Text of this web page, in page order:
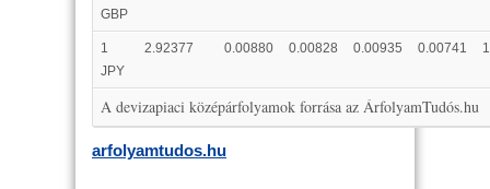
GBP
1
JPY
2.92377 0.00880 0.00828 0.00935 0.00741
A devizapiaci középárfolyamok forrása az ÁrfolyamTudós.hu
arfolyamtudos.hu